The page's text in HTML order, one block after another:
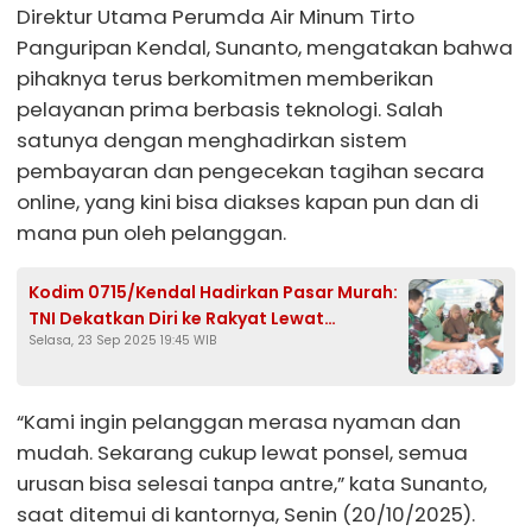
Direktur Utama Perumda Air Minum Tirto
Panguripan Kendal, Sunanto, mengatakan bahwa
pihaknya terus berkomitmen memberikan
pelayanan prima berbasis teknologi. Salah
satunya dengan menghadirkan sistem
pembayaran dan pengecekan tagihan secara
online, yang kini bisa diakses kapan pun dan di
mana pun oleh pelanggan.
Kodim 0715/Kendal Hadirkan Pasar Murah:
TNI Dekatkan Diri ke Rakyat Lewat
Ketahanan Pangan
Selasa, 23 Sep 2025 19:45 WIB
“Kami ingin pelanggan merasa nyaman dan
mudah. Sekarang cukup lewat ponsel, semua
urusan bisa selesai tanpa antre,” kata Sunanto,
saat ditemui di kantornya, Senin (20/10/2025).